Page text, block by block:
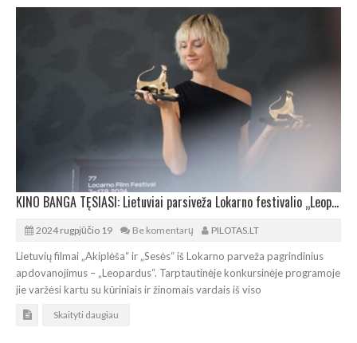
KINO BANGA TĘSIASI: Lietuviai parsiveža Lokarno festivalio „Leopardus“
2024 rugpjūčio 19 Be komentarų PILOTAS.LT
Lietuvių filmai „Akiplėša“ ir „Sesės“ iš Lokarno parveža pagrindinius
apdovanojimus – „Leopardus“. Tarptautinėje konkursinėje programoje
jie varžėsi kartu su kūriniais ir žinomais vardais iš viso
Skaityti daugiau